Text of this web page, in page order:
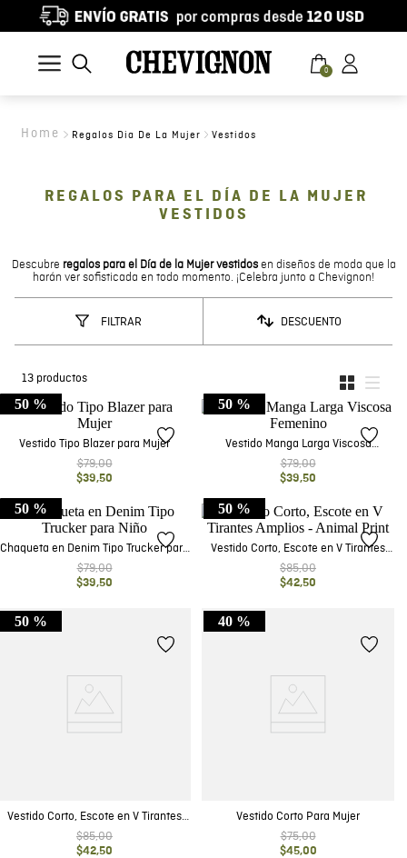
0
Regalos Dia De La Mujer Vestidos
REGALOS PARA EL DÍA DE LA MUJER
VESTIDOS
Descubre regalos para el Día de la Mujer vestidosen diseños de moda que la
harán ver sofisticada en todo momento. ¡Celebra junto a Chevignon!
FILTRAR DESCUENTO
13 productos
50 %
Vestido Tipo Blazer para Mujer
$79,00
$39,50
50 %
Vestido Manga Larga Viscosa
Femenino
$79,00
$39,50
50 %
Chaqueta en Denim Tipo Trucker para
Niño
$79,00
$39,50
50 %
Vestido Corto, Escote en V Tirantes
Amplios - Animal Print
$85,00
$42,50
50 %
Vestido Corto, Escote en V Tirantes
Amplios - Animal Print
$85,00
$42,50
40 %
Vestido Corto Para Mujer
$75,00
$45,00